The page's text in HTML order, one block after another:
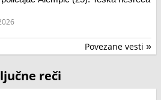
Povezane vesti »
reči